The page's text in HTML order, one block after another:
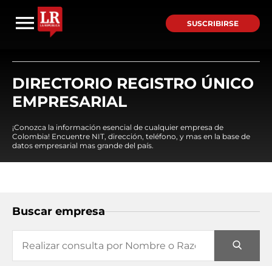
SUSCRIBIRSE
DIRECTORIO REGISTRO ÚNICO
EMPRESARIAL
¡Conozca la información esencial de cualquier empresa de
Colombia! Encuentre NIT, dirección, teléfono, y mas en la base de
datos empresarial mas grande del país.
Buscar empresa